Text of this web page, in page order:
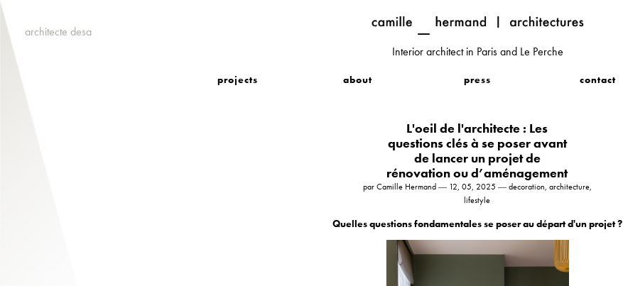
architecte desa
Interior architect in Paris and Le Perche
projects about press contact
L'oeil de l'architecte : Les
questions clés à se poser avant
de lancer un projet de
rénovation ou d’aménagement
par Camille Hermand ― 12, 05, 2025 ― decoration, architecture,
lifestyle
Quelles questions fondamentales se poser au départ d'un projet ?